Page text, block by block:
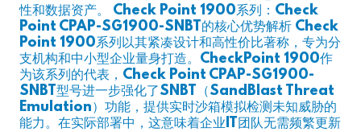
性和数据资产。 Check Point 1900系列：Check
Point CPAP-SG1900-SNBT的核心优势解析 Check
Point 1900系列以其紧凑设计和高性价比著称，专为分
支机构和中小型企业量身打造。CheckPoint 1900作
为该系列的代表，Check Point CPAP-SG1900-
SNBT型号进一步强化了SNBT（SandBlast Threat
Emulation）功能，提供实时沙箱模拟检测未知威胁的
能力。在实际部署中，这意味着企业IT团队无需频繁更新